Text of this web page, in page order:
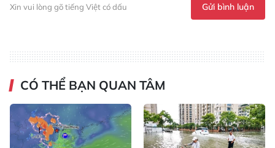
Xin vui lòng gõ tiếng Việt có dấu Gửi bình luận
CÓ THỂ BẠN QUAN TÂM